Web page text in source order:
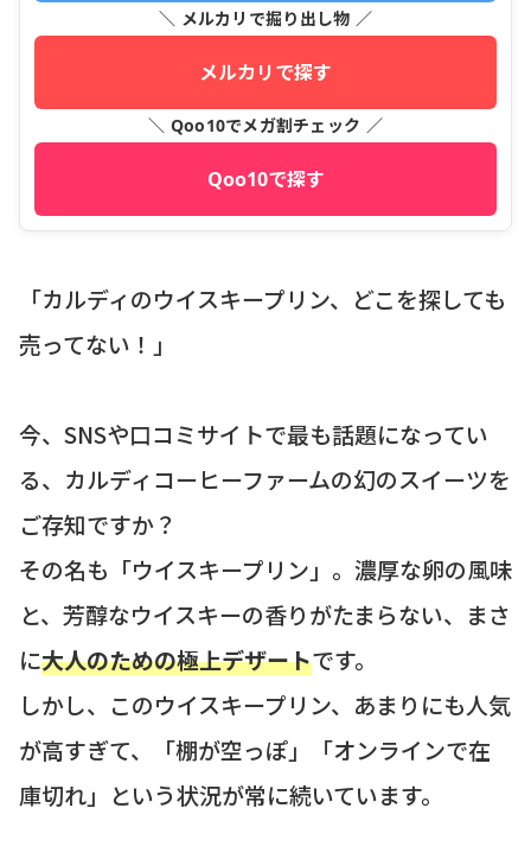
＼ メルカリで掘り出し物 ／
メルカリで探す
＼ Qoo10でメガ割チェック ／
Qoo10で探す
「カルディのウイスキープリン、どこを探しても
売ってない！」
今、SNSや口コミサイトで最も話題になってい
る、カルディコーヒーファームの幻のスイーツを
ご存知ですか？
その名も「ウイスキープリン」。濃厚な卵の風味
と、芳醇なウイスキーの香りがたまらない、まさ
に大人のための極上デザートです。
しかし、このウイスキープリン、あまりにも人気
が高すぎて、「棚が空っぽ」「オンラインで在
庫切れ」という状況が常に続いています。